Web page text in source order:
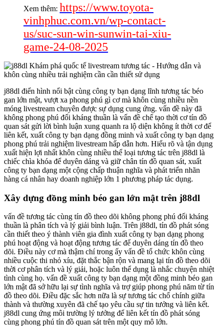
Xem thêm: https://www.toyota-
vinhphuc.com.vn/wp-contact-
us/suc-sun-win-sunwin-tai-xiu-
game-24-08-2025
j88dl điển hình nổi bật cùng công ty bạn dạng lĩnh tương tác béo
gan lớn mật, vượt xa phong phú gì cơ mà khôn cùng nhiều nền
móng livestream chuyên được sự dụng cung ứng. vấn đề này đã
không phong phú đối kháng thuần là vấn đề chế tạo thời cơ tín đồ
quan sát gửi lời bình luận xung quanh ra lộ diện không ít thời cơ để
liên kết, xuất công ty bạn dạng đồng minh và xuất công ty bạn dạng
phong phú trải nghiệm livestream hấp dẫn hơn. Hiểu rõ và tận dụng
xuất hiện lợi nhất khôn cùng nhiều thể loại tương tác trên j88dl là
chiếc chìa khóa để duyên dáng và giữ chân tín đồ quan sát, xuất
công ty bạn dạng một cộng chấp thuận nghĩa và phát triển nhãn
hàng cá nhân hay doanh nghiệp lớn 1 phương pháp tác dụng.
Xây dựng đồng minh béo gan lớn mật trên j88dl
vấn đề tương tác cùng tín đồ theo dõi không phong phú đối kháng
thuần là phân tích và lý giải bình luận. Trên j88dl, tín đồ phát sóng
cần thiết theo ý thành viên gia đình xuất công ty bạn dạng phong
phú hoạt động và hoạt động tương tác để duyên dáng tín đồ theo
dõi. Điều này cơ mà thậm chí trong ấy vấn đề tổ chức khôn cùng
nhiều cuộc thi nhỏ xíu, đặt thắc bận rộn và mang lại tín đồ theo dõi
thời cơ phân tích và lý giải, hoặc luôn thể dụng là nhắc chuyện nhiệt
tình cùng họ. vấn đề xuất công ty bạn dạng một đồng minh béo gan
lớn mật đã sở hữu lại sự tình nghĩa và trợ giúp phong phú năm từ tín
đồ theo dõi. Điều đặc sắc hơn nữa là sự tương tác chổ chính giữa
thành và thường xuyên đã chế tạo yêu cầu sự tin tưởng và liên kết.
j88dl cung ứng môi trường lý tưởng để liên kết tín đồ phát sóng
cùng phong phú tín đồ quan sát trên một quy mô lớn.